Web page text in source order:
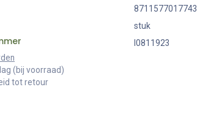
8711577017743
stuk
I0811923
(bij voorraad)
tot retour